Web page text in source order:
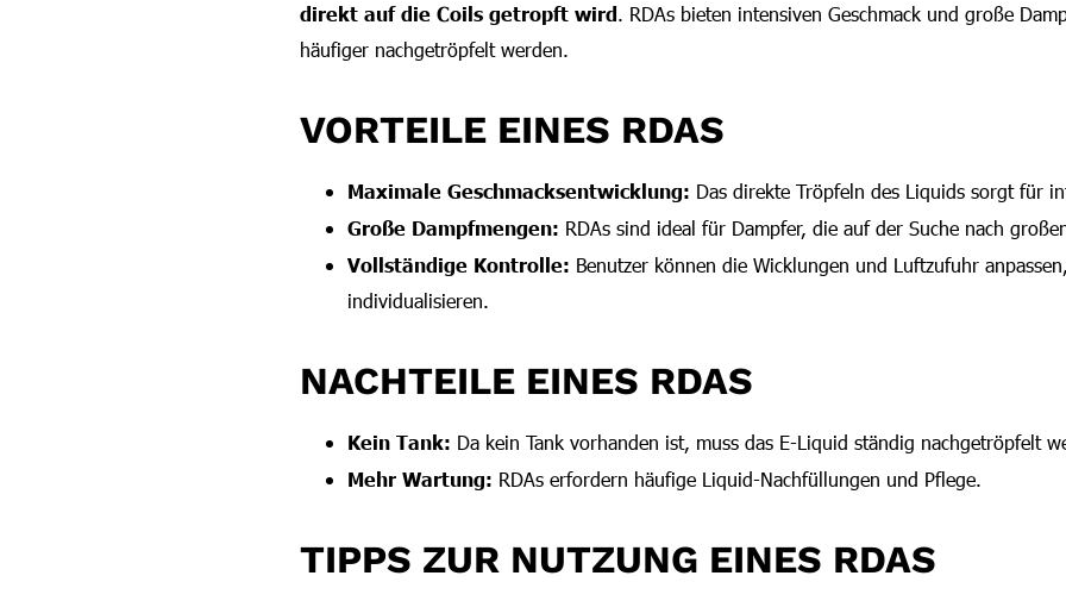
direkt auf die Coils getropft wird. RDAs bieten intensiven Geschmack und große
häufiger nachgetröpfelt werden.
VORTEILE EINES RDAS
Maximale Geschmacksentwicklung: Das direkte Tröpfeln des Liquids sorgt für
Große Dampfmengen: RDAs sind ideal für Dampfer, die auf der Suche nach
Vollständige Kontrolle: Benutzer können die Wicklungen und Luftzufuhr
individualisieren.
NACHTEILE EINES RDAS
Kein Tank: Da kein Tank vorhanden ist, muss das E-Liquid ständig nachgetröpfelt
Mehr Wartung: RDAs erfordern häufige Liquid-Nachfüllungen und Pflege.
TIPPS ZUR NUTZUNG EINES RDAS